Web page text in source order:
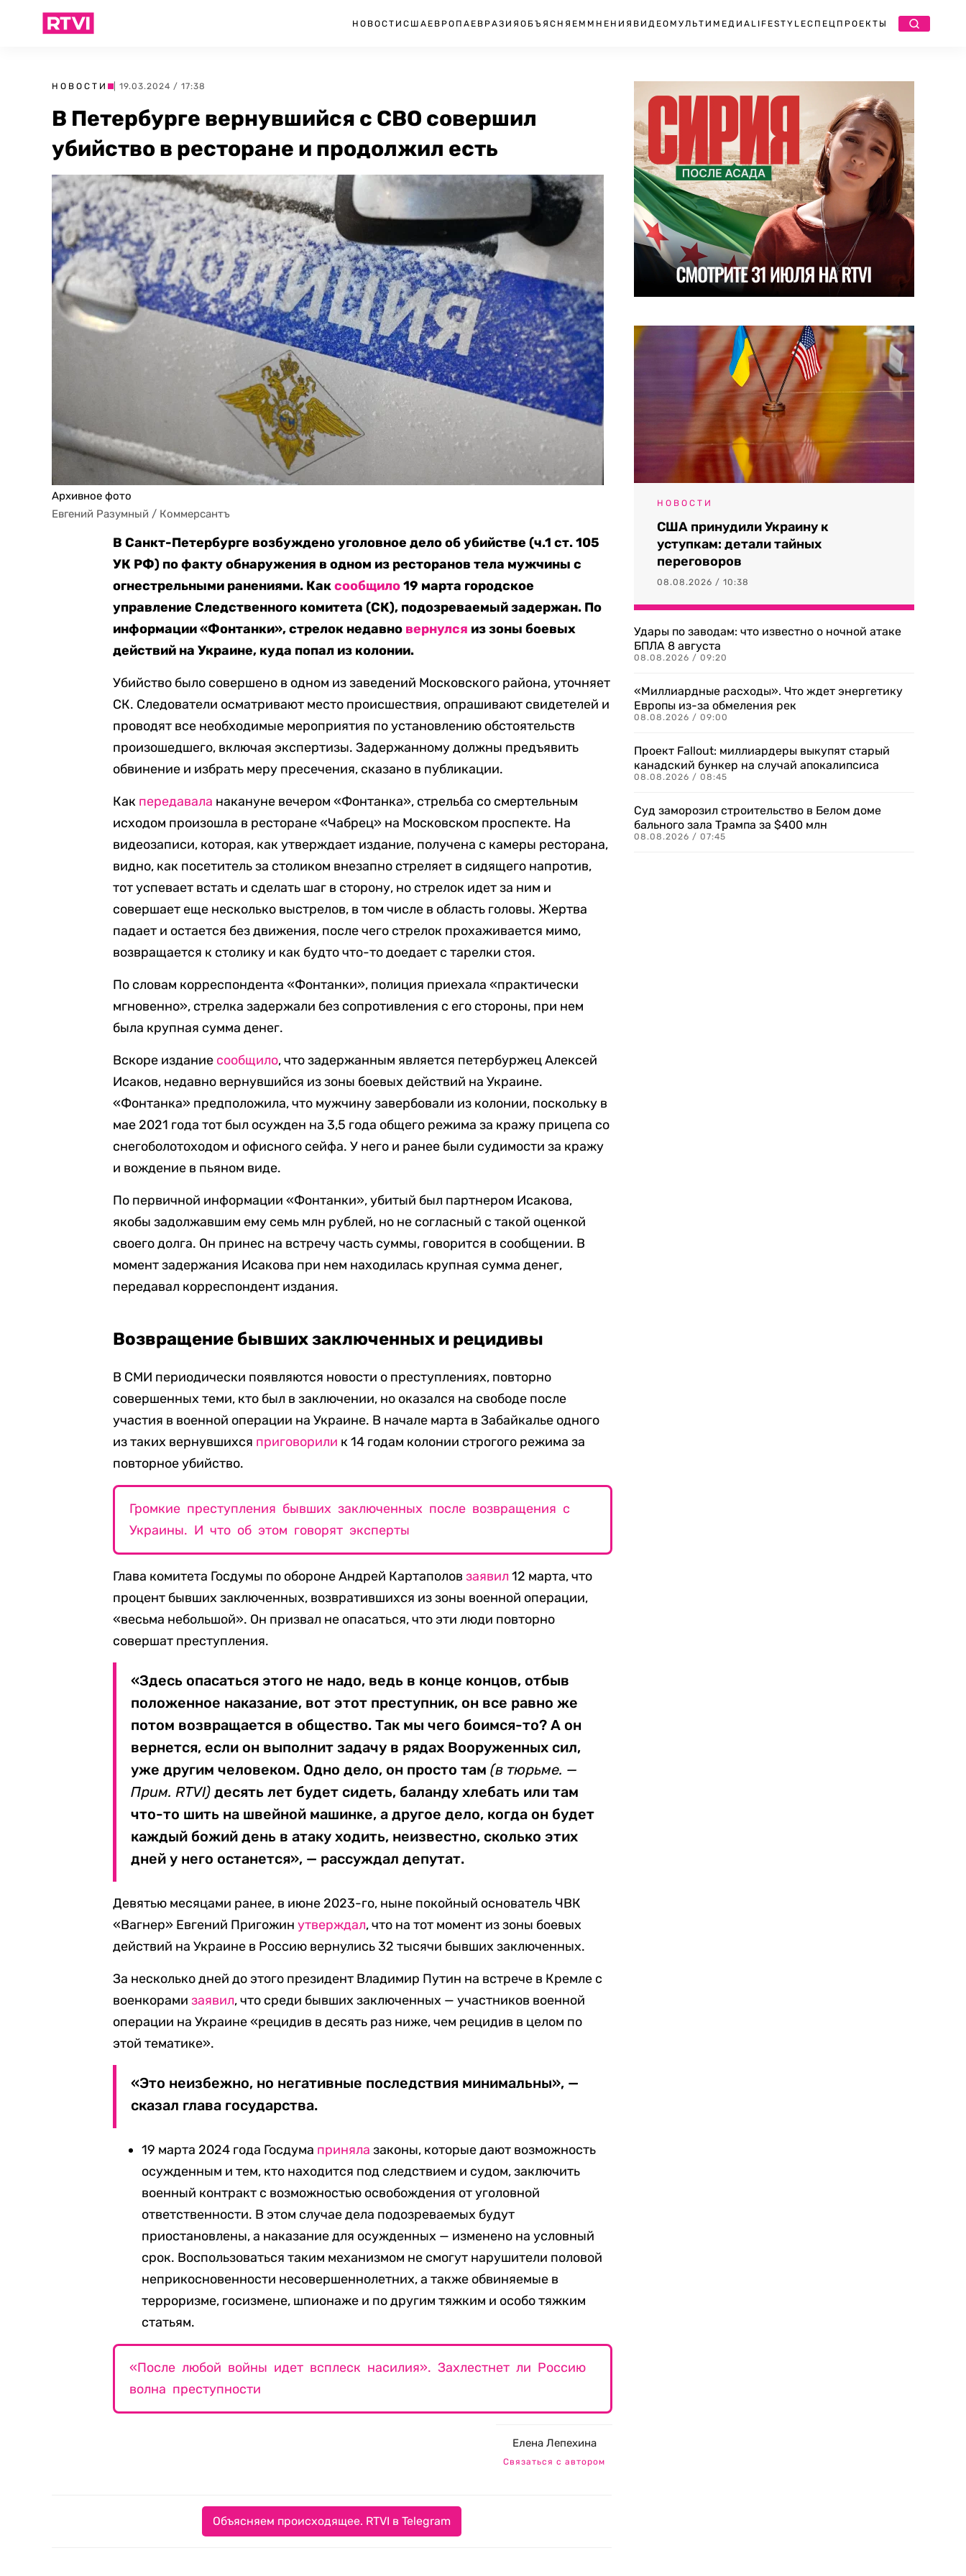
НОВОСТИ США ЕВРОПА ЕВРАЗИЯ ОБЪЯСНЯЕМ МНЕНИЯ ВИДЕО МУЛЬТИМЕДИА LIFESTYLEСПЕЦПРОЕКТЫ
НОВОСТИ | 19.03.2024 / 17:38
В Петербурге вернувшийся с СВО совершил
убийство в ресторане и продолжил есть
Архивное фото
Евгений Разумный / Коммерсантъ
В Санкт-Петербурге возбуждено уголовное дело об убийстве (ч.1 ст. 105
УК РФ) по факту обнаружения в одном из ресторанов тела мужчины с
огнестрельными ранениями. Каксообщило19 марта городское
управление Следственного комитета (СК), подозреваемый задержан. По
информации «Фонтанки», стрелок недавно вернулся из зоны боевых
действий на Украине, куда попал из колонии.
Убийство было совершено в одном из заведений Московского района, уточняет
СК. Следователи осматривают место происшествия, опрашивают свидетелей и
проводят все необходимые мероприятия по установлению обстоятельств
произошедшего, включая экспертизы. Задержанному должны предъявить
обвинение и избрать меру пресечения, сказано в публикации.
Как передавала накануне вечером «Фонтанка», стрельба со смертельным
исходом произошла в ресторане «Чабрец» на Московском проспекте. На
видеозаписи, которая, как утверждает издание, получена с камеры ресторана,
видно, как посетитель за столиком внезапно стреляет в сидящего напротив,
тот успевает встать и сделать шаг в сторону, но стрелок идет за ним и
совершает еще несколько выстрелов, в том числе в область головы. Жертва
падает и остается без движения, после чего стрелок прохаживается мимо,
возвращается к столику и как будто что-то доедает с тарелки стоя.
По словам корреспондента «Фонтанки», полиция приехала «практически
мгновенно», стрелка задержали без сопротивления с его стороны, при нем
была крупная сумма денег.
Вскоре издание сообщило, что задержанным является петербуржец Алексей
Исаков, недавно вернувшийся из зоны боевых действий на Украине.
«Фонтанка» предположила, что мужчину завербовали из колонии, поскольку в
мае 2021 года тот был осужден на 3,5 года общего режима за кражу прицепа со
снегоболотоходом и офисного сейфа. У него и ранее были судимости за кражу
и вождение в пьяном виде.
По первичной информации «Фонтанки», убитый был партнером Исакова,
якобы задолжавшим ему семь млн рублей, но не согласный с такой оценкой
своего долга. Он принес на встречу часть суммы, говорится в сообщении. В
момент задержания Исакова при нем находилась крупная сумма денег,
передавал корреспондент издания.
Возвращение бывших заключенных и рецидивы
В СМИ периодически появляются новости о преступлениях, повторно
совершенных теми, кто был в заключении, но оказался на свободе после
участия в военной операции на Украине. В начале марта в Забайкалье одного
из таких вернувшихся приговорили к 14 годам колонии строгого режима за
повторное убийство.
Громкие преступления бывших заключенных после возвращения c
Украины. И что об этом говорят эксперты
Глава комитета Госдумы по обороне Андрей Картаполовзаявил 12 марта, что
процент бывших заключенных, возвратившихся из зоны военной операции,
«весьма небольшой». Он призвал не опасаться, что эти люди повторно
совершат преступления.
«Здесь опасаться этого не надо, ведь в конце концов, отбыв
положенное наказание, вот этот преступник, он все равно же
потом возвращается в общество. Так мы чего боимся-то? А он
вернется, если он выполнит задачу в рядах Вооруженных сил,
уже другим человеком. Одно дело, он просто там(в тюрьме. —
Прим. RTVI) десять лет будет сидеть, баланду хлебать или там
что-то шить на швейной машинке, а другое дело, когда он будет
каждый божий день в атаку ходить, неизвестно, сколько этих
дней у него останется», — рассуждал депутат.
Девятью месяцами ранее, в июне 2023-го, ныне покойный основатель ЧВК
«Вагнер» Евгений Пригожинутверждал, что на тот момент из зоны боевых
действий на Украине в Россию вернулись 32 тысячи бывших заключенных.
За несколько дней до этого президент Владимир Путин на встрече в Кремле с
военкорамизаявил, что среди бывших заключенных — участников военной
операции на Украине «рецидив в десять раз ниже, чем рецидив в целом по
этой тематике».
«Это неизбежно, но негативные последствия минимальны», —
сказал глава государства.
19 марта 2024 года Госдума приняла законы, которые дают возможность
осужденным и тем, кто находится под следствием и судом, заключить
военный контракт с возможностью освобождения от уголовной
ответственности. В этом случае дела подозреваемых будут
приостановлены, а наказание для осужденных — изменено на условный
срок. Воспользоваться таким механизмом не смогут нарушители половой
неприкосновенности несовершеннолетних, а также обвиняемые в
терроризме, госизмене, шпионаже и по другим тяжким и особо тяжким
статьям.
«После любой войны идет всплеск насилия». Захлестнет ли Россию
волна преступности
Елена Лепехина
Связаться с автором
Объясняем происходящее. RTVI в Telegram
НОВОСТИ
США принудили Украину к
уступкам: детали тайных
переговоров
08.08.2026 / 10:38
Удары по заводам: что известно о ночной атаке
БПЛА 8 августа
08.08.2026 / 09:20
«Миллиардные расходы». Что ждет энергетику
Европы из-за обмеления рек
08.08.2026 / 09:00
Проект Fallout: миллиардеры выкупят старый
канадский бункер на случай апокалипсиса
08.08.2026 / 08:45
Суд заморозил строительство в Белом доме
бального зала Трампа за $400 млн
08.08.2026 / 07:45